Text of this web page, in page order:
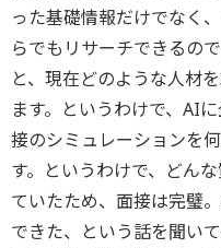
った基礎情報だけでなく
らでもリサーチできるの
と、現在どのような人材
ます。というわけで、AI
接のシミュレーションを
す。というわけで、どん
ていたため、面接は完璧
できた、という話を聞い